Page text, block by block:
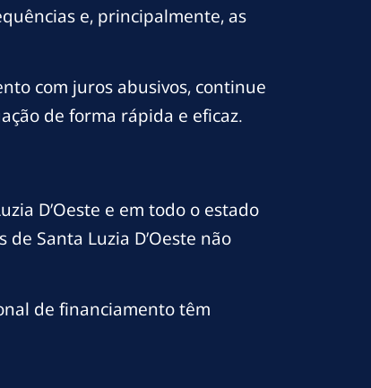
e, principalmente, as
com juros abusivos, continue
de forma rápida e eficaz.
D’Oeste e em todo o estado
Santa Luzia D’Oeste não
de financiamento têm